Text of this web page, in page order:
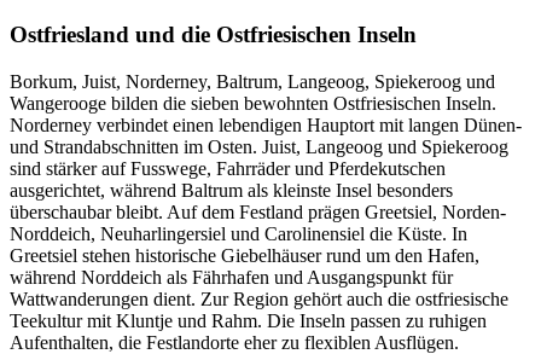
Ostfriesland und die Ostfriesischen Inseln
Borkum, Juist, Norderney, Baltrum, Langeoog, Spiekeroog und
Wangerooge bilden die sieben bewohnten Ostfriesischen Inseln.
Norderney verbindet einen lebendigen Hauptort mit langen Dünen-
und Strandabschnitten im Osten. Juist, Langeoog und Spiekeroog
sind stärker auf Fusswege, Fahrräder und Pferdekutschen
ausgerichtet, während Baltrum als kleinste Insel besonders
überschaubar bleibt. Auf dem Festland prägen Greetsiel, Norden-
Norddeich, Neuharlingersiel und Carolinensiel die Küste. In
Greetsiel stehen historische Giebelhäuser rund um den Hafen,
während Norddeich als Fährhafen und Ausgangspunkt für
Wattwanderungen dient. Zur Region gehört auch die ostfriesische
Teekultur mit Kluntje und Rahm. Die Inseln passen zu ruhigen
Aufenthalten, die Festlandorte eher zu flexiblen Ausflügen.